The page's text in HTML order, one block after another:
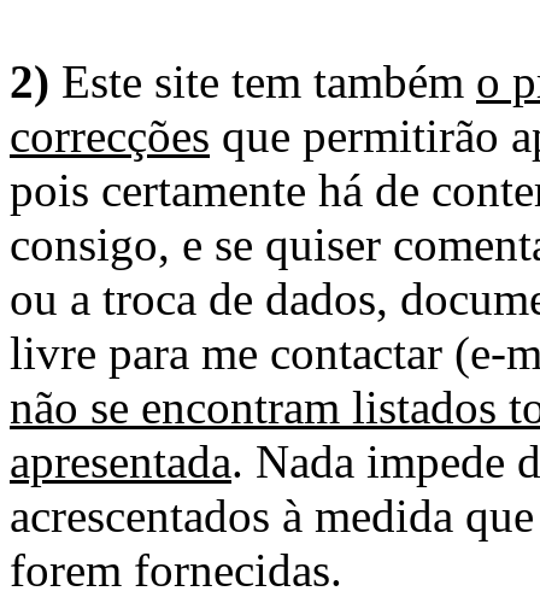
2) Este site tem também o
correcções que permitirão
pois certamente há de
consigo, e se quiser
ou a troca de dados,
livre para me contactar (e-
não se encontram listados
apresentada. Nada impede
acrescentados à medida
forem fornecidas.